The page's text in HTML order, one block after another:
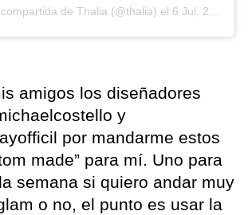
de Thalia (@thalia) el 6 Jul, 2020 a las 7:52 PDT
amigos los diseñadores
y
por mandarme estos
made” para mí. Uno para
semana si quiero andar muy
o no, el punto es usar la